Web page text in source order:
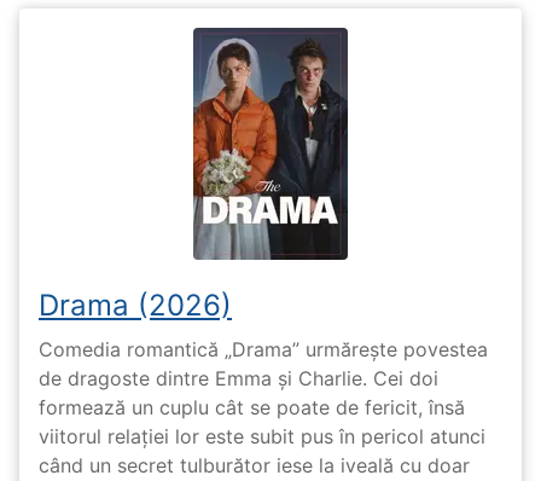
Drama (2026)
Comedia romantică „Drama” urmărește povestea
de dragoste dintre Emma și Charlie. Cei doi
formează un cuplu cât se poate de fericit, însă
viitorul relației lor este subit pus în pericol atunci
când un secret tulburător iese la iveală cu doar